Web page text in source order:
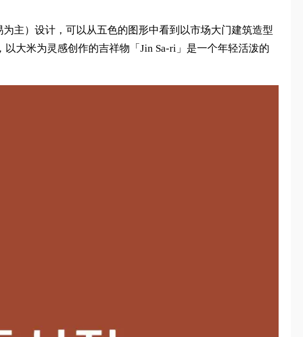
主）设计，可以从五色的图形中看到以市场大门建筑造型
大米为灵感创作的吉祥物「Jin Sa-ri」是一个年轻活泼的